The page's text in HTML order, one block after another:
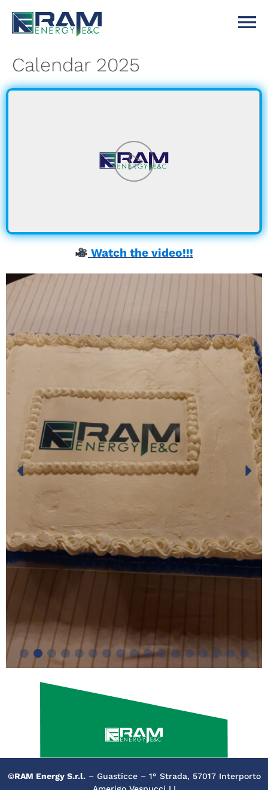
Calendar 2025
Watch the video!!!
©RAM Energy S.r.l.– Guasticce – 1° Strada, 57017 Interporto
Amerigo Vespucci LI